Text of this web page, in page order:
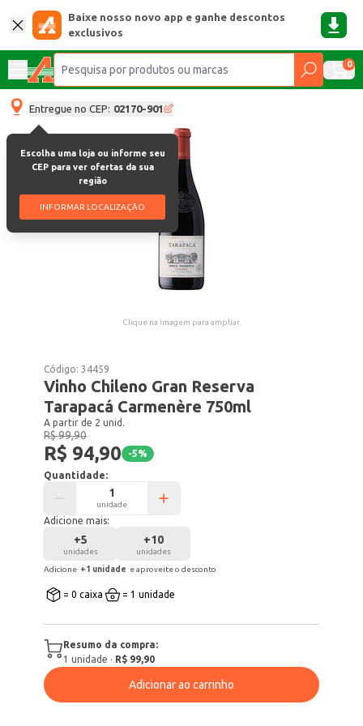
Baixe nosso novo app e ganhe descontos
exclusivos
0
Entregue no CEP: 02170-901
Escolha uma loja ou informe seu
CEP para ver ofertas da sua
região
INFORMAR LOCALIZAÇÃO
Clique na imagem para ampliar.
Código:34459
Vinho Chileno Gran Reserva
Tarapacá Carmenère 750ml
A partir de 2 unid.
R$ 99,90
R$ 94,90 -5%
Quantidade:
unidade
Adicione mais:
+5
unidades
+10
unidades
Adicione +1 unidade e aproveite o desconto
= 0 caixa = 1 unidade
Resumo da compra:
1 unidade · R$ 99,90
Adicionar ao carrinho